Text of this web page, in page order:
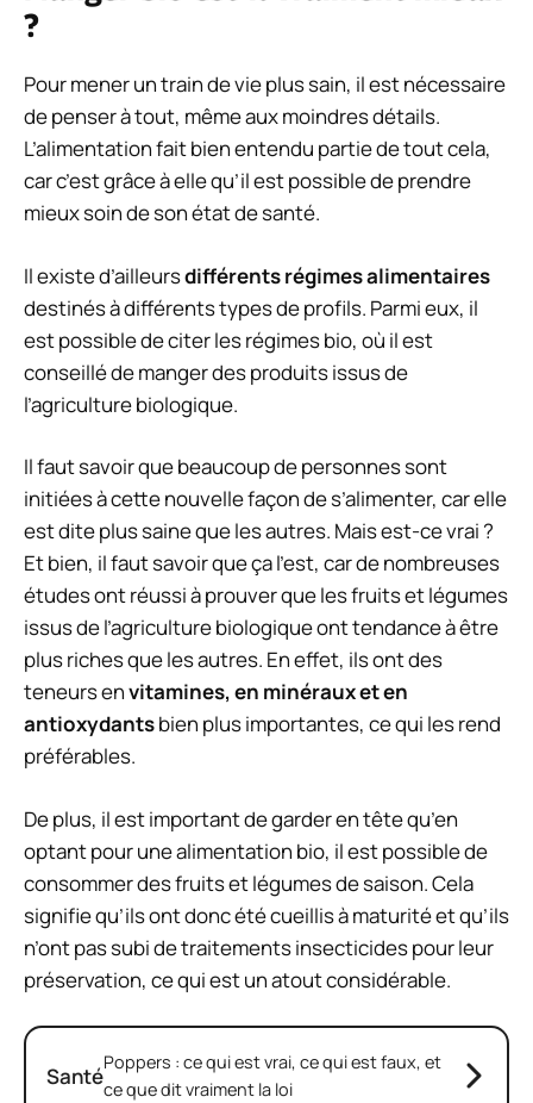
?
Pour mener un train de vie plus sain, il est nécessaire
de penser à tout, même aux moindres détails.
L’alimentation fait bien entendu partie de tout cela,
car c’est grâce à elle qu’il est possible de prendre
mieux soin de son état de santé.
Il existe d’ailleursdifférents régimes alimentaires
destinés à différents types de profils. Parmi eux, il
est possible de citer les régimes bio, où il est
conseillé de manger des produits issus de
l’agriculture biologique.
Il faut savoir que beaucoup de personnes sont
initiées à cette nouvelle façon de s’alimenter, car elle
est dite plus saine que les autres. Mais est-ce vrai ?
Et bien, il faut savoir que ça l’est, car de nombreuses
études ont réussi à prouver que les fruits et légumes
issus de l’agriculture biologique ont tendance à être
plus riches que les autres. En effet, ils ont des
teneurs envitamines, en minéraux et en
antioxydantsbien plus importantes, ce qui les rend
préférables.
De plus, il est important de garder en tête qu’en
optant pour une alimentation bio, il est possible de
consommer des fruits et légumes de saison. Cela
signifie qu’ils ont donc été cueillis à maturité et qu’ils
n’ont pas subi de traitements insecticides pour leur
préservation, ce qui est un atout considérable.
SantéPoppers : ce qui est vrai, ce qui est faux, et
ce que dit vraiment la loi